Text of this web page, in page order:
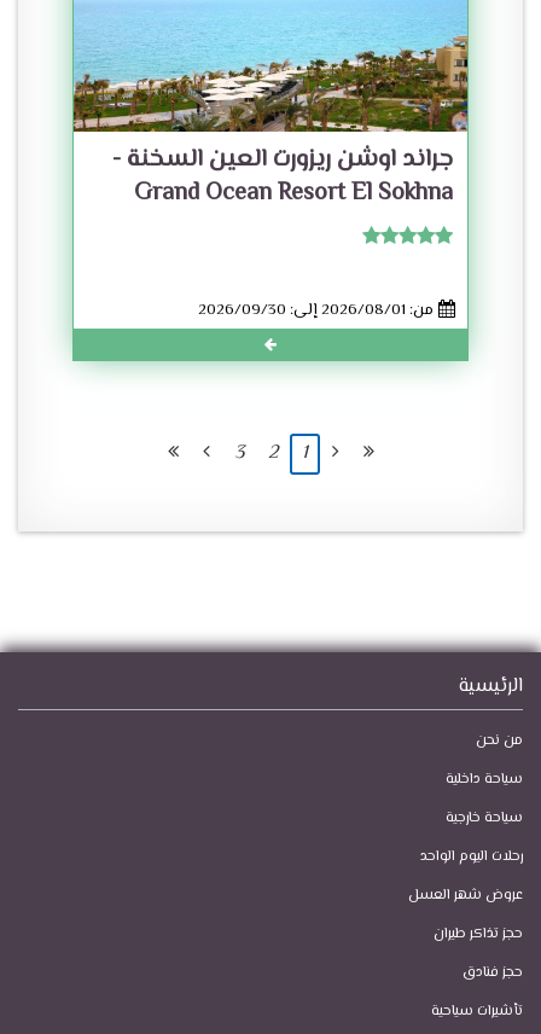
جراند اوشن ريزورت العين السخنة -
Grand Ocean Resort El Sokhna
من: 2026/08/01 إلى: 2026/09/30
1
2
3
الرئيسية
من نحن
سياحة داخلية
سياحة خارجية
رحلات اليوم الواحد
عروض شهر العسل
حجز تذاكر طيران
حجز فنادق
تأشيرات سياحية